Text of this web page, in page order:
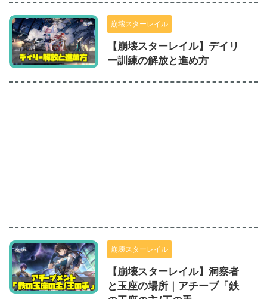
崩壊スターレイル
【崩壊スターレイル】デイリ
ー訓練の解放と進め方
崩壊スターレイル
【崩壊スターレイル】洞察者
と玉座の場所｜アチーブ「鉄